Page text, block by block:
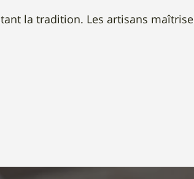
la tradition. Les artisans